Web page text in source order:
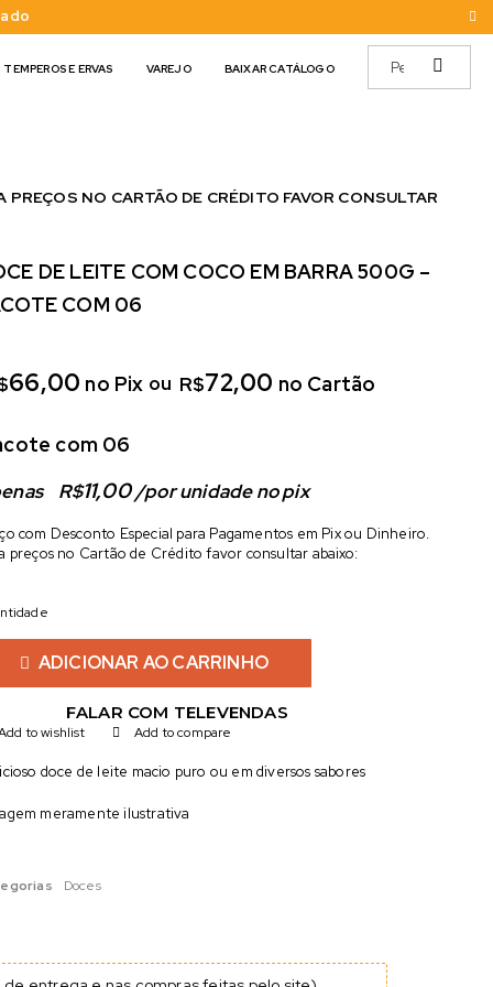
TEMPEROS E ERVAS VAREJO BAIXAR CATÁLOGO
NO CARTÃO DE CRÉDITO FAVOR CONSULTAR
DE LEITE COM COCO EM BARRA 500G –
COM 06
doce de leite macio puro ou em diversos sabores
meramente ilustrativa
66,00 no Pix ou R$72,00 no Cartão
com 06
R$11,00/por unidade no pix
com Desconto Especial para Pagamentos em Pix ou Dinheiro.
preços no Cartão de Crédito favor consultar abaixo:
ADICIONAR AO CARRINHO
FALAR COM TELEVENDAS
to wishlist Add to compare
Doces